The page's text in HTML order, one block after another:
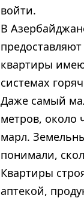
войти.
В
квартиры
системах
Даже самый
метров, около
марл.
понимали,
Квартиры
аптекой,